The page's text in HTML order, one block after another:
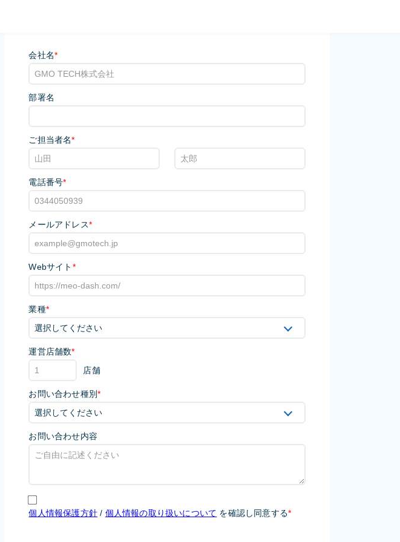
会社名*
部署名
ご担当者名*
電話番号*
メールアドレス*
Webサイト *
業種*
運営店舗数*
店舗
お問い合わせ種別*
お問い合わせ内容
個人情報保護方針 / 個人情報の取り扱いについて を確認し同意する*